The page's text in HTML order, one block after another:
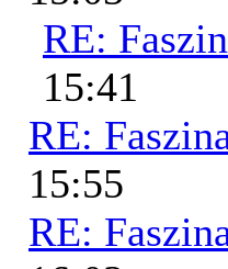
RE:
15:41
RE:
15:55
RE: